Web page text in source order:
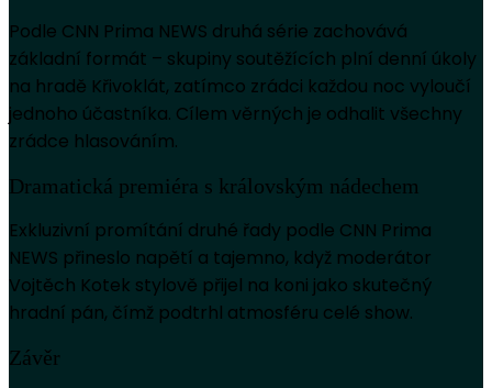
Podle CNN Prima NEWS druhá série zachovává
základní formát – skupiny soutěžících plní denní úkoly
na hradě Křivoklát, zatímco zrádci každou noc vyloučí
jednoho účastníka. Cílem věrných je odhalit všechny
zrádce hlasováním.
Dramatická premiéra s královským nádechem
Exkluzivní promítání druhé řady podle CNN Prima
NEWS přineslo napětí a tajemno, když moderátor
Vojtěch Kotek stylově přijel na koni jako skutečný
hradní pán, čímž podtrhl atmosféru celé show.
Závěr